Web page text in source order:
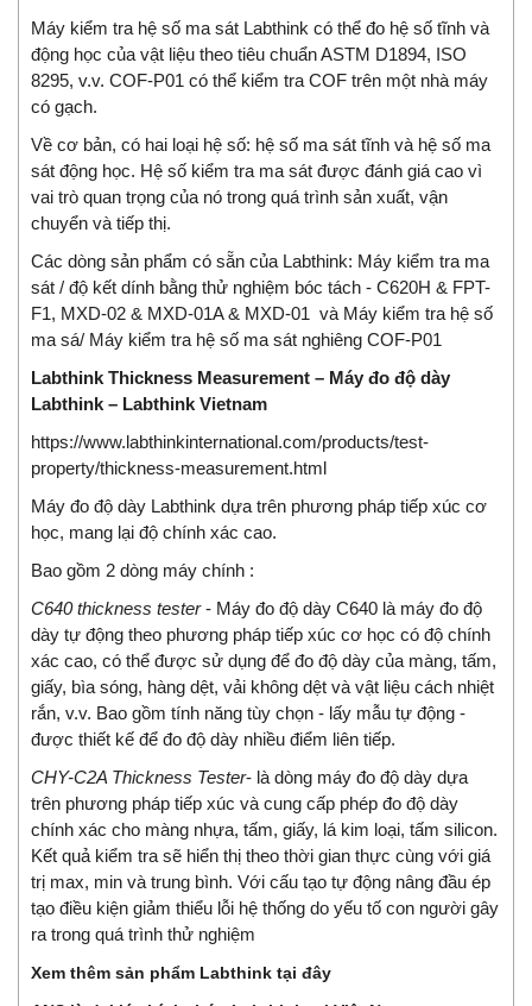
Máy kiểm tra hệ số ma sát Labthink có thể đo hệ số tĩnh và
động học của vật liệu theo tiêu chuẩn ASTM D1894, ISO
8295, v.v. COF-P01 có thể kiểm tra COF trên một nhà máy
có gạch.
Về cơ bản, có hai loại hệ số: hệ số ma sát tĩnh và hệ số ma
sát động học. Hệ số kiểm tra ma sát được đánh giá cao vì
vai trò quan trọng của nó trong quá trình sản xuất, vận
chuyển và tiếp thị.
Các dòng sản phẩm có sẵn của Labthink: Máy kiểm tra ma
sát / độ kết dính bằng thử nghiệm bóc tách - C620H & FPT-
F1, MXD-02 & MXD-01A & MXD-01 và Máy kiểm tra hệ số
ma sá/ Máy kiểm tra hệ số ma sát nghiêng COF-P01
Labthink Thickness Measurement – Máy đo độ dày
Labthink – Labthink Vietnam
https://www.labthinkinternational.com/products/test-
property/thickness-measurement.html
Máy đo độ dày Labthink dựa trên phương pháp tiếp xúc cơ
học, mang lại độ chính xác cao.
Bao gồm 2 dòng máy chính :
C640 thickness tester- Máy đo độ dày C640 là máy đo độ
dày tự động theo phương pháp tiếp xúc cơ học có độ chính
xác cao, có thể được sử dụng để đo độ dày của màng, tấm,
giấy, bìa sóng, hàng dệt, vải không dệt và vật liệu cách nhiệt
rắn, v.v. Bao gồm tính năng tùy chọn - lấy mẫu tự động -
được thiết kế để đo độ dày nhiều điểm liên tiếp.
CHY-C2A Thickness Tester- là dòng máy đo độ dày dựa
trên phương pháp tiếp xúc và cung cấp phép đo độ dày
chính xác cho màng nhựa, tấm, giấy, lá kim loại, tấm silicon.
Kết quả kiểm tra sẽ hiển thị theo thời gian thực cùng với giá
trị max, min và trung bình. Với cấu tạo tự động nâng đầu ép
tạo điều kiện giảm thiểu lỗi hệ thống do yếu tố con người gây
ra trong quá trình thử nghiệm
Xem thêm sản phẩm Labthink tại đây